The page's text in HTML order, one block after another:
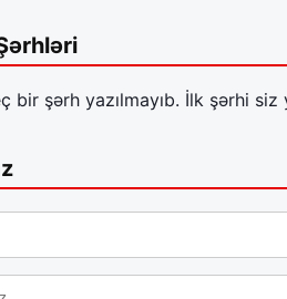
bir şərh yazılmayıb. İlk şərhi siz